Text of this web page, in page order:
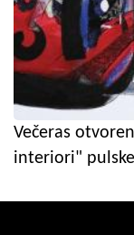
Večeras
interiori"